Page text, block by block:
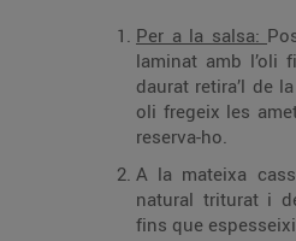
Per a la salsa:
laminat amb l’oli
daurat retira’l de
oli fregeix les
reserva-ho.
A la mateixa
natural triturat i
fins que